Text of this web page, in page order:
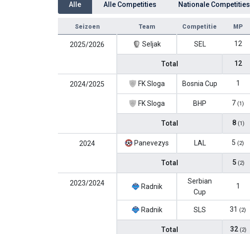
Alle Alle Competities Nationale Competities
Seizoen Team Competitie MP
2025/2026 Seljak SEL 12
Total 12
2024/2025 FK Sloga Bosnia Cup 1
FK Sloga BHP 7 (1)
Total 8 (1)
2024 Panevezys LAL 5 (2)
Total 5 (2)
2023/2024 Radnik
Serbian
Cup
1
Radnik SLS 31 (2)
Total 32 (2)